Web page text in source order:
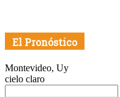
El Pronóstico
Montevideo, Uy
cielo claro